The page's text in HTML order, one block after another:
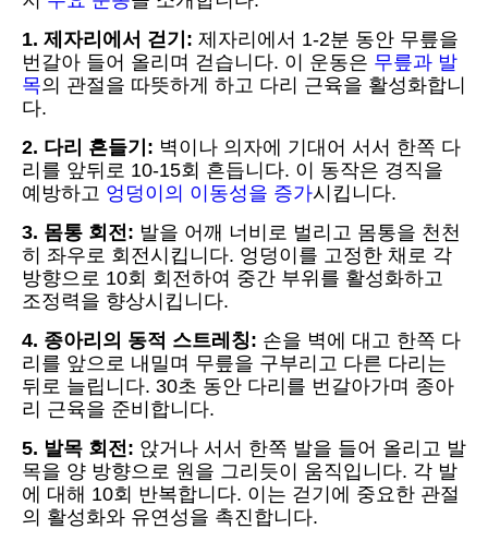
1. 제자리에서 걷기: 제자리에서 1-2분 동안 무릎을
번갈아 들어 올리며 걷습니다. 이 운동은 무릎과 발
목의 관절을 따뜻하게 하고 다리 근육을 활성화합니
다.
2. 다리 흔들기: 벽이나 의자에 기대어 서서 한쪽 다
리를 앞뒤로 10-15회 흔듭니다. 이 동작은 경직을
예방하고 엉덩이의 이동성을 증가시킵니다.
3. 몸통 회전: 발을 어깨 너비로 벌리고 몸통을 천천
히 좌우로 회전시킵니다. 엉덩이를 고정한 채로 각
방향으로 10회 회전하여 중간 부위를 활성화하고
조정력을 향상시킵니다.
4. 종아리의 동적 스트레칭: 손을 벽에 대고 한쪽 다
리를 앞으로 내밀며 무릎을 구부리고 다른 다리는
뒤로 늘립니다. 30초 동안 다리를 번갈아가며 종아
리 근육을 준비합니다.
5. 발목 회전: 앉거나 서서 한쪽 발을 들어 올리고 발
목을 양 방향으로 원을 그리듯이 움직입니다. 각 발
에 대해 10회 반복합니다. 이는 걷기에 중요한 관절
의 활성화와 유연성을 촉진합니다.